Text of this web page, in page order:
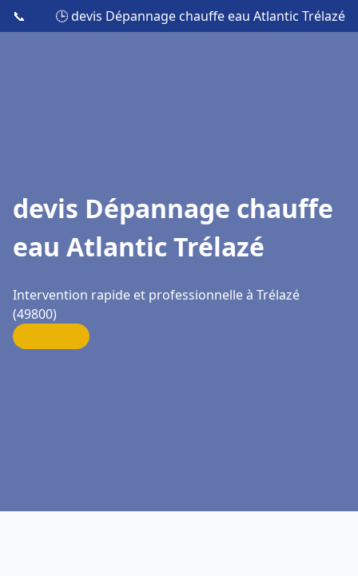
📞 🕒 devis Dépannage chauffe eau Atlantic Trélazé
devis Dépannage chauffe
eau Atlantic Trélazé
Intervention rapide et professionnelle à Trélazé
(49800)